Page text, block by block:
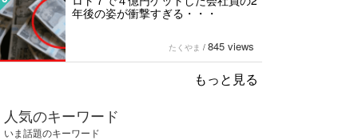
年後の姿が衝撃すぎる・・・
たくやま / 845 views
もっと見る
人気のキーワード
いま話題のキーワード